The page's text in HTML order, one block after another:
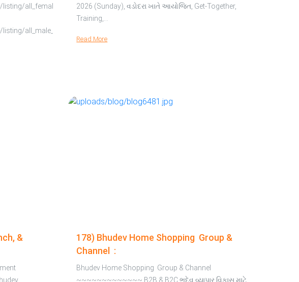
all_female_profile
all_male_profile…
2026 (Sunday), વડોદરા ખાતે આયોજિત, Get-Together,
Training,…
Read More
&
178) Bhudev Home Shopping Group &
Channel :
Bhudev Home Shopping Group & Channel
~~~~~~~~~~~~~ B2B & B2C ભૂદેવ વ્યાપાર વિકાસ માટે,